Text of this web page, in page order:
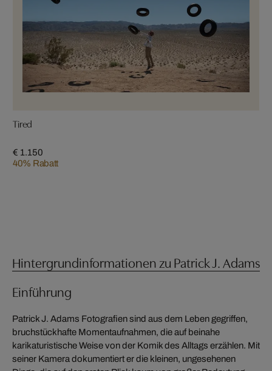
Tired
€ 1.150
40% Rabatt
Hintergrundinformationen zu Patrick J. Adams
Einführung
Patrick J. Adams Fotografien sind aus dem Leben gegriffen,
bruchstückhafte Momentaufnahmen, die auf beinahe
karikaturistische Weise von der Komik des Alltags erzählen. Mit
seiner Kamera dokumentiert er die kleinen, ungesehenen